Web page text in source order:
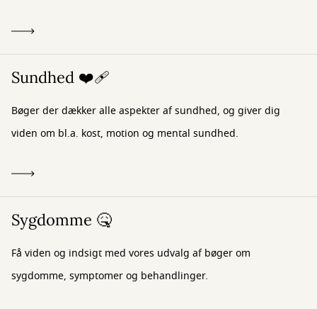
Sundhed ❤️‍🩹
Bøger der dækker alle aspekter af sundhed, og giver dig
viden om bl.a. kost, motion og mental sundhed.
Sygdomme 🤒
Få viden og indsigt med vores udvalg af bøger om
sygdomme, symptomer og behandlinger.